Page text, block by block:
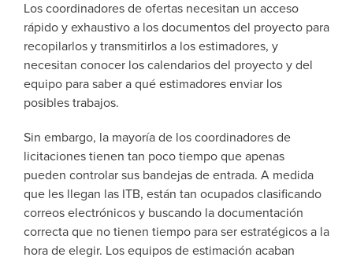
Los coordinadores de ofertas necesitan un acceso
rápido y exhaustivo a los documentos del proyecto para
recopilarlos y transmitirlos a los estimadores, y
necesitan conocer los calendarios del proyecto y del
equipo para saber a qué estimadores enviar los
posibles trabajos.
Sin embargo, la mayoría de los coordinadores de
licitaciones tienen tan poco tiempo que apenas
pueden controlar sus bandejas de entrada. A medida
que les llegan las ITB, están tan ocupados clasificando
correos electrónicos y buscando la documentación
correcta que no tienen tiempo para ser estratégicos a la
hora de elegir. Los equipos de estimación acaban